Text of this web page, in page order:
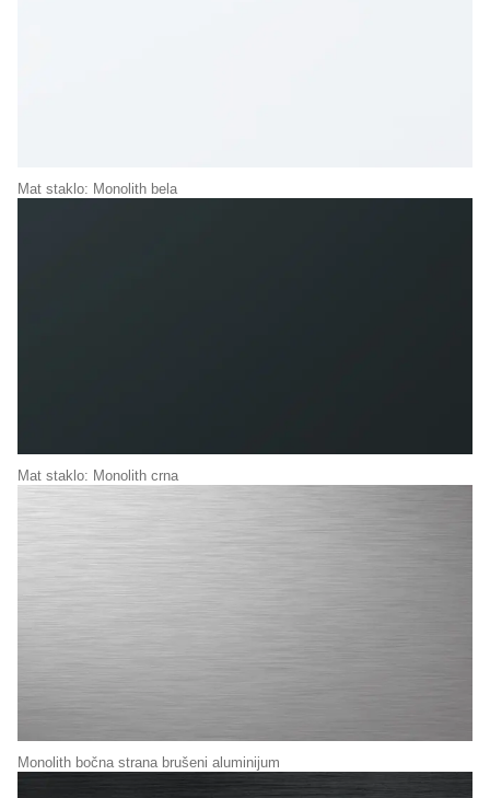
Mat staklo: Monolith bela
Mat staklo: Monolith crna
Monolith bočna strana brušeni aluminijum